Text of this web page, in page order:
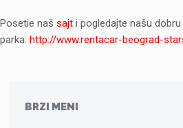
Posetie naš sajt i pogledajte našu
parka: http://www.rentacar-beograd-
BRZI MENI